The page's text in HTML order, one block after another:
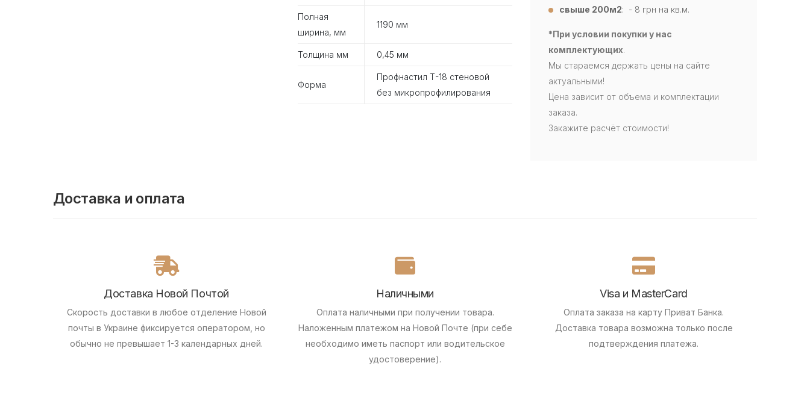
Полная
ширина, мм
1190 мм
Толщина мм 0,45 мм
Форма
Профнастил Т-18 стеновой
без микропрофилирования
свыше 200м2: - 8 грн на кв.м.
*При условии покупки у нас
комплектующих.
Мы стараемся держать цены на сайте
актуальными!
Цена зависит от объема и комплектации
заказа.
Закажите расчёт стоимости!
Доставка и оплата
Доставка Новой Почтой
Скорость доставки в любое отделение Новой
почты в Украине фиксируется оператором, но
обычно не превышает 1-3 календарных дней.
Наличными
Оплата наличными при получении товара.
Наложенным платежом на Новой Почте (при себе
необходимо иметь паспорт или водительское
удостоверение).
Visa и MasterCard
Оплата заказа на карту Приват Банка.
Доставка товара возможна только после
подтверждения платежа.